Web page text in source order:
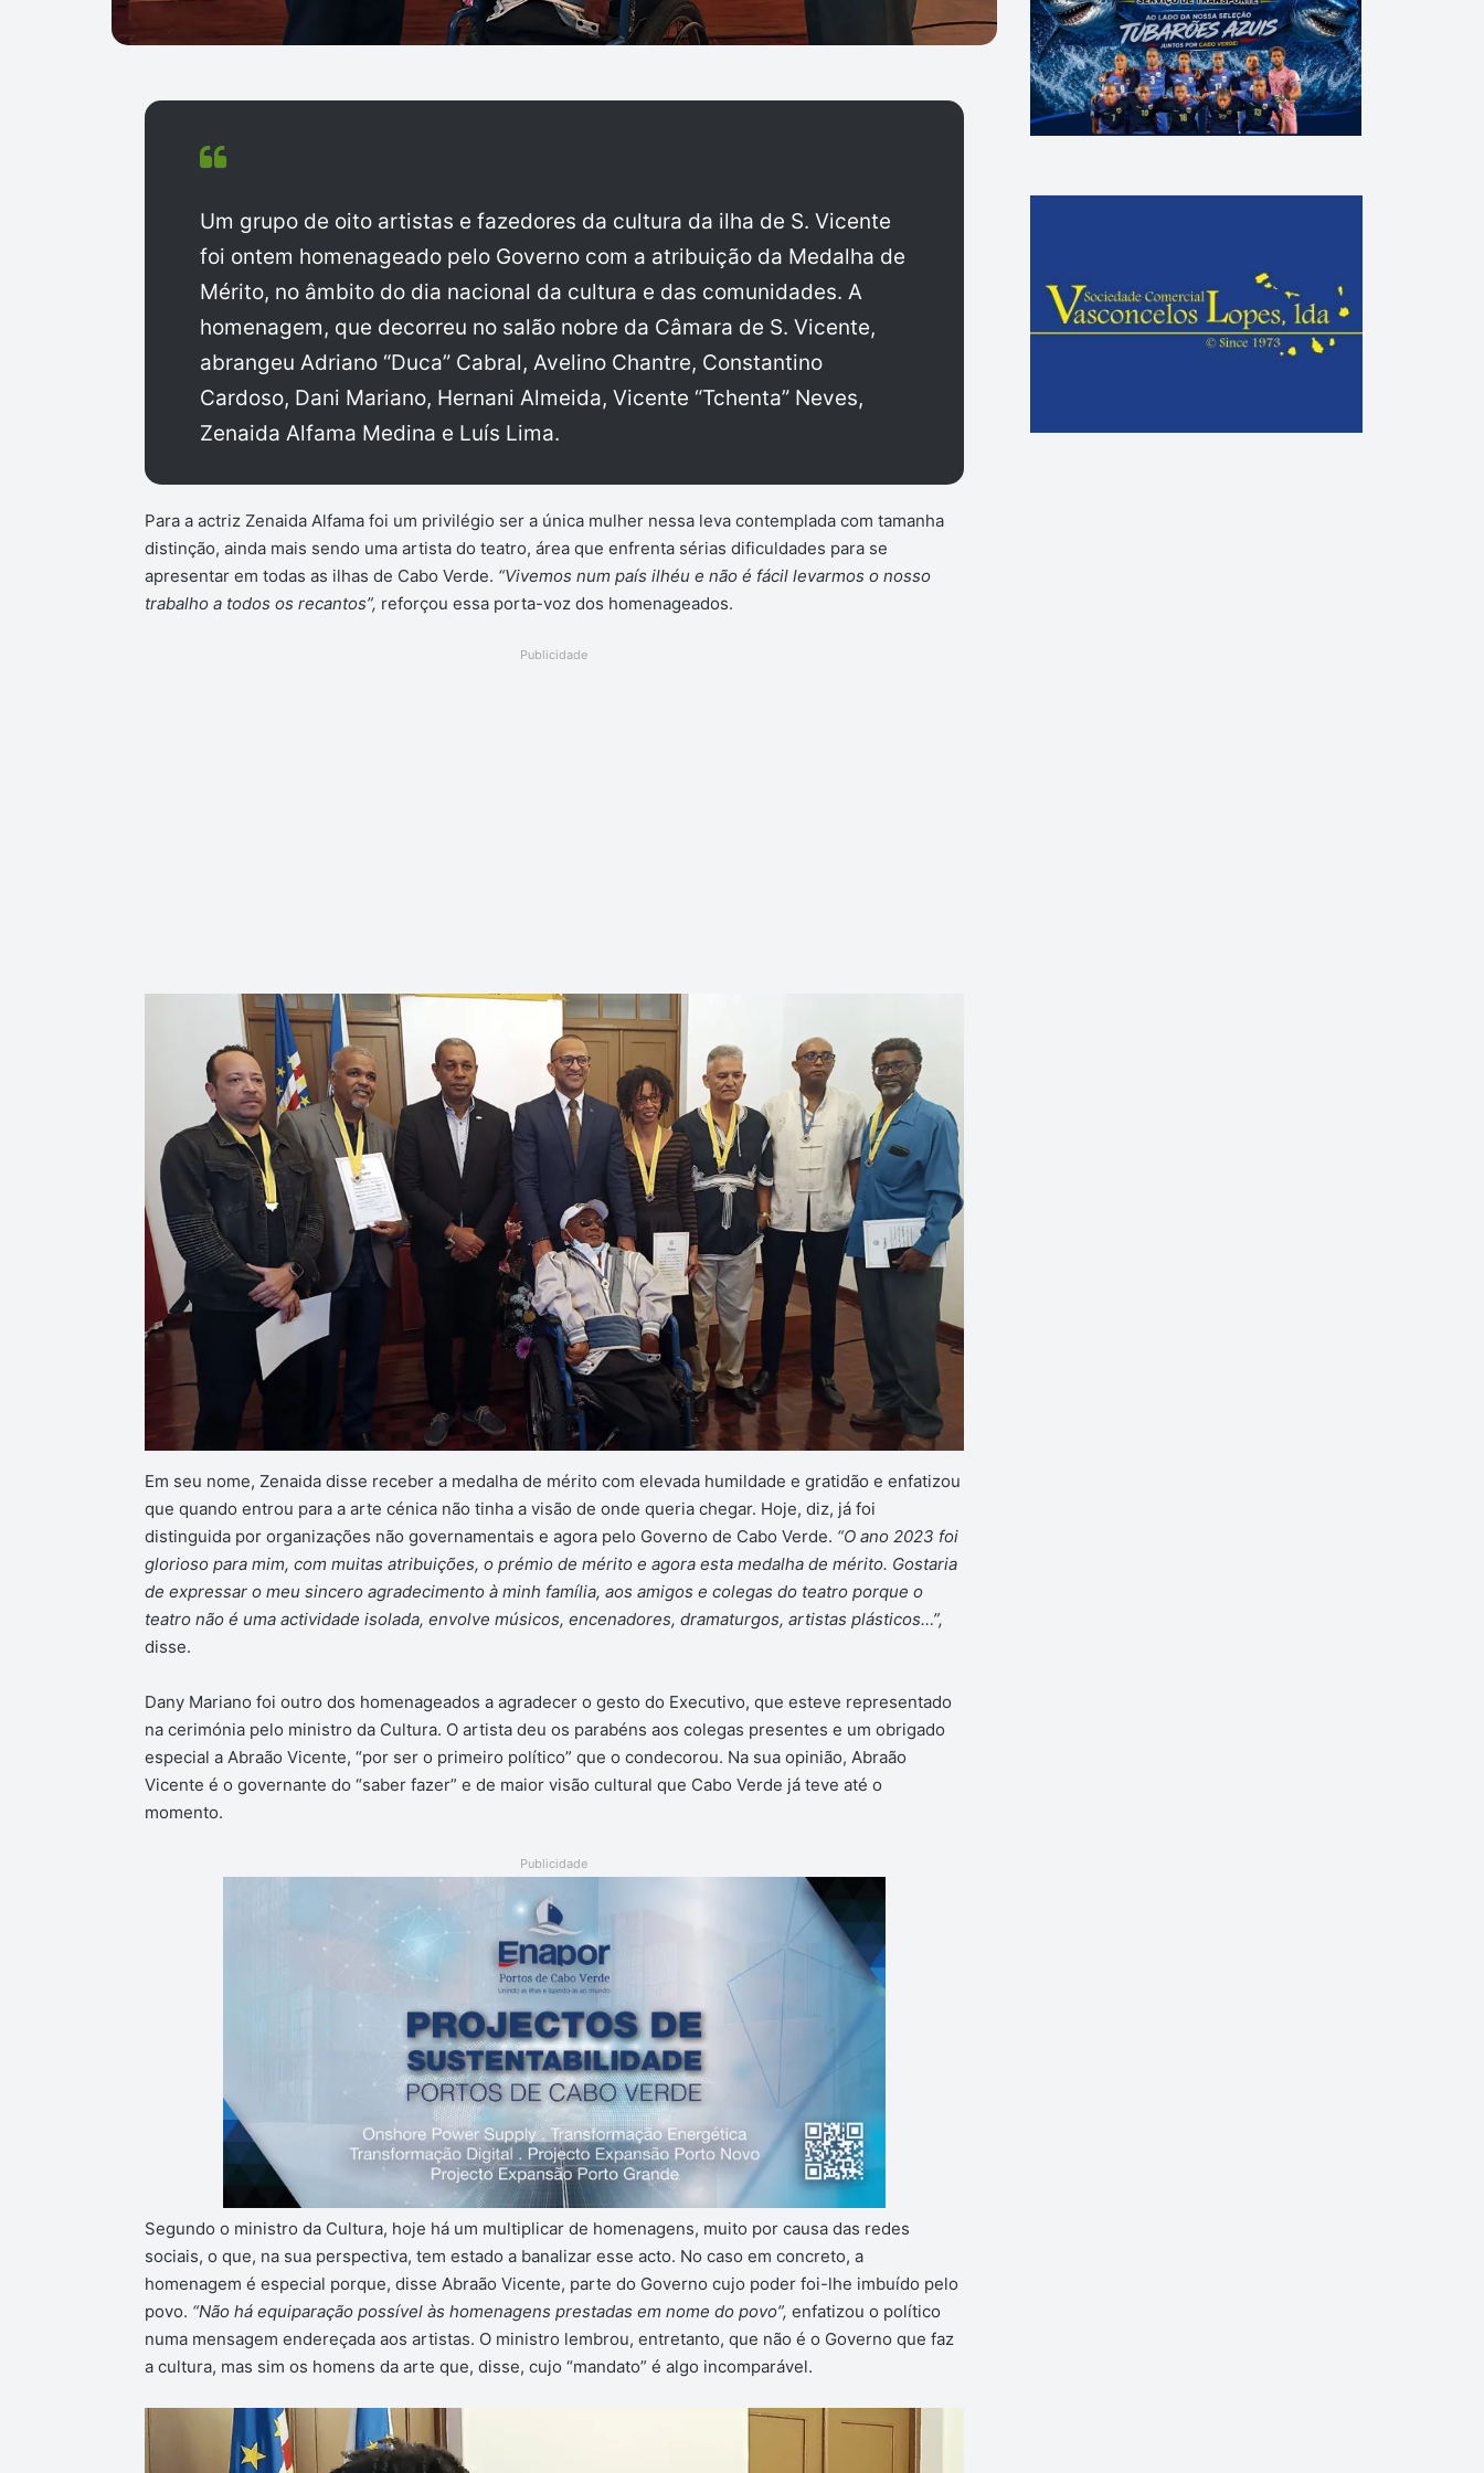
Um grupo de oito artistas e fazedores da cultura da ilha de S. Vicente
foi ontem homenageado pelo Governo com a atribuição da Medalha de
Mérito, no âmbito do dia nacional da cultura e das comunidades. A
homenagem, que decorreu no salão nobre da Câmara de S. Vicente,
abrangeu Adriano “Duca” Cabral, Avelino Chantre, Constantino
Cardoso, Dani Mariano, Hernani Almeida, Vicente “Tchenta” Neves,
Zenaida Alfama Medina e Luís Lima.
Para a actriz Zenaida Alfama foi um privilégio ser a única mulher nessa leva contemplada com tamanha
distinção, ainda mais sendo uma artista do teatro, área que enfrenta sérias dificuldades para se
apresentar em todas as ilhas de Cabo Verde. “Vivemos num país ilhéu e não é fácil levarmos o nosso
trabalho a todos os recantos”, reforçou essa porta-voz dos homenageados.
Publicidade
Em seu nome, Zenaida disse receber a medalha de mérito com elevada humildade e gratidão e enfatizou
que quando entrou para a arte cénica não tinha a visão de onde queria chegar. Hoje, diz, já foi
distinguida por organizações não governamentais e agora pelo Governo de Cabo Verde. “O ano 2023 foi
glorioso para mim, com muitas atribuições, o prémio de mérito e agora esta medalha de mérito. Gostaria
de expressar o meu sincero agradecimento à minh família, aos amigos e colegas do teatro porque o
teatro não é uma actividade isolada, envolve músicos, encenadores, dramaturgos, artistas plásticos…”,
disse.
Dany Mariano foi outro dos homenageados a agradecer o gesto do Executivo, que esteve representado
na cerimónia pelo ministro da Cultura. O artista deu os parabéns aos colegas presentes e um obrigado
especial a Abraão Vicente, “por ser o primeiro político” que o condecorou. Na sua opinião, Abraão
Vicente é o governante do “saber fazer” e de maior visão cultural que Cabo Verde já teve até o
momento.
Publicidade
Segundo o ministro da Cultura, hoje há um multiplicar de homenagens, muito por causa das redes
sociais, o que, na sua perspectiva, tem estado a banalizar esse acto. No caso em concreto, a
homenagem é especial porque, disse Abraão Vicente, parte do Governo cujo poder foi-lhe imbuído pelo
povo. “Não há equiparação possível às homenagens prestadas em nome do povo”, enfatizou o político
numa mensagem endereçada aos artistas. O ministro lembrou, entretanto, que não é o Governo que faz
a cultura, mas sim os homens da arte que, disse, cujo “mandato” é algo incomparável.